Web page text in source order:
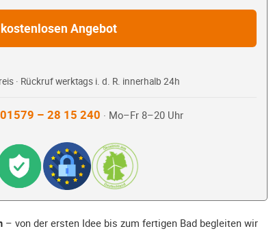
Angebot
· Rückruf werktags i. d. R. innerhalb 24h
01579 – 28 15 240 · Mo–Fr 8–20 Uhr
– von der ersten Idee bis zum fertigen Bad begleiten wir